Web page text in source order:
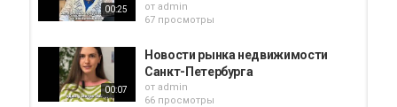
00:25 от admin
67 просмотры
00:07
Новости рынка недвижимости
Санкт-Петербурга
от admin
66 просмотры